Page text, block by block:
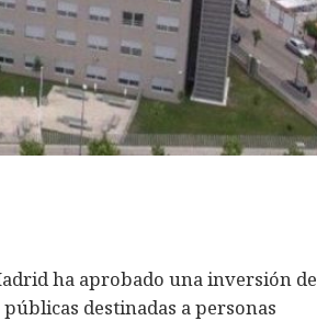
ha aprobado una inversión de
destinadas a personas